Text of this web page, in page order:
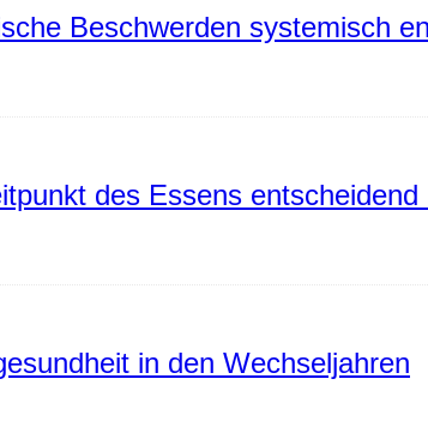
Beschwerden systemisch
des Essens entscheidend
in den Wechseljahren